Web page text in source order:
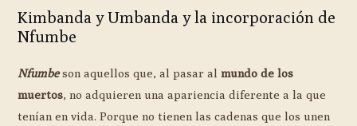
Kimbanda y Umbanda y la incorporación de
Nfumbe
Nfumbeson aquellos que, al pasar almundo de los
muertos, no adquieren una apariencia diferente a la que
tenían en vida. Porque no tienen las cadenas que los unen